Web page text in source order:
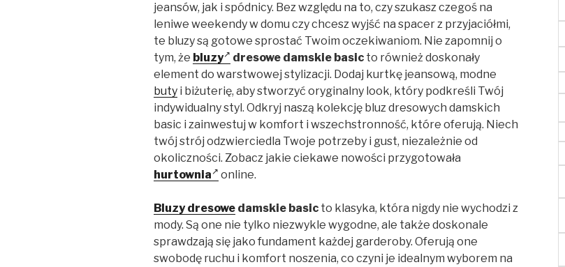
jeansów, jak i spódnicy. Bez względu na to, czy szukasz czegoś na
leniwe weekendy w domu czy chcesz wyjść na spacer z przyjaciółmi,
te bluzy są gotowe sprostać Twoim oczekiwaniom. Nie zapomnij o
tym, że bluzy dresowe damskie basic to również doskonały
element do warstwowej stylizacji. Dodaj kurtkę jeansową, modne
buty i biżuterię, aby stworzyć oryginalny look, który podkreśli Twój
indywidualny styl. Odkryj naszą kolekcję bluz dresowych damskich
basic i zainwestuj w komfort i wszechstronność, które oferują. Niech
twój strój odzwierciedla Twoje potrzeby i gust, niezależnie od
okoliczności. Zobacz jakie ciekawe nowości przygotowała
hurtownia
online.
Bluzy dresowe damskie basic to klasyka, która nigdy nie wychodzi z
mody. Są one nie tylko niezwykle wygodne, ale także doskonale
sprawdzają się jako fundament każdej garderoby. Oferują one
swobodę ruchu i komfort noszenia, co czyni je idealnym wyborem na